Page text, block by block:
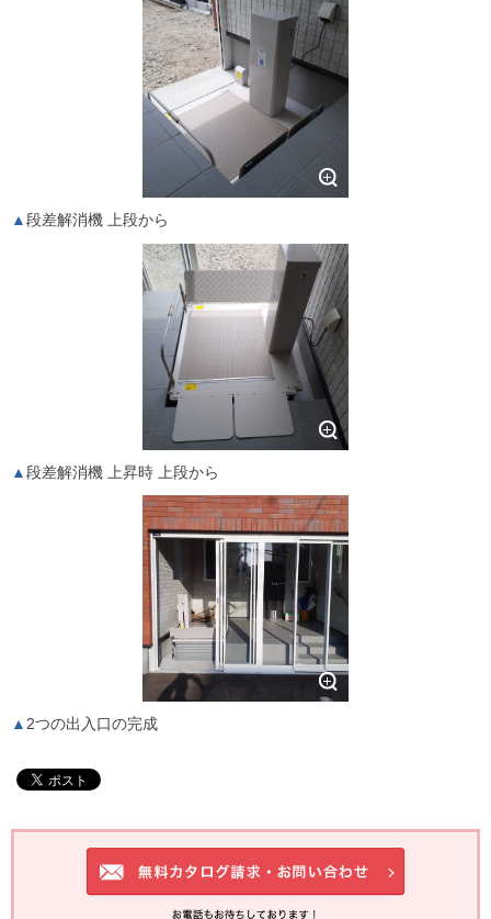
段差解消機 上段から
段差解消機 上昇時 上段から
2つの出入口の完成